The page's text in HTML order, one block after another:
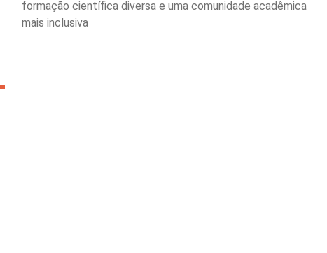
formação científica diversa e uma comunidade acadêmica
mais inclusiva